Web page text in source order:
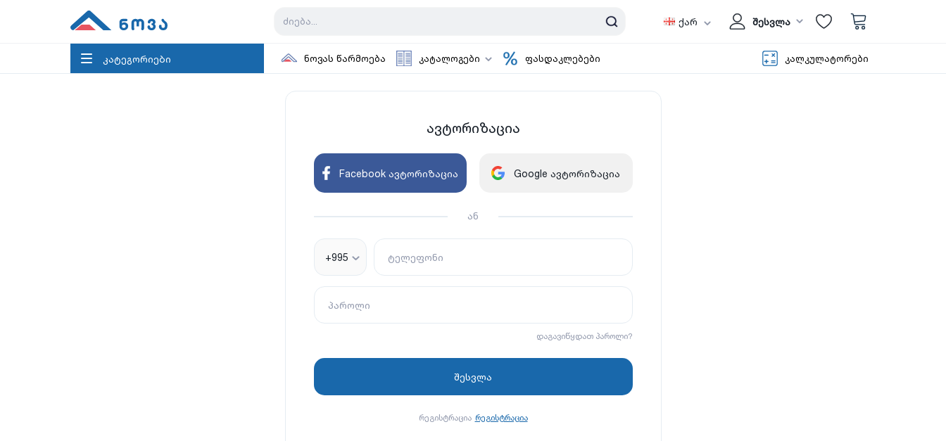
ქარ შესვლა
კატეგორიები ნოვას წარმოება კატალოგები ფასდაკლებები კალკულატორები
ავტორიზაცია
Facebook ავტორიზაცია Google ავტორიზაცია
ან
+995 ტელეფონი
პაროლი
დაგავიწყდათ პაროლი?
რეგისტრაცია რეგისტრაცია